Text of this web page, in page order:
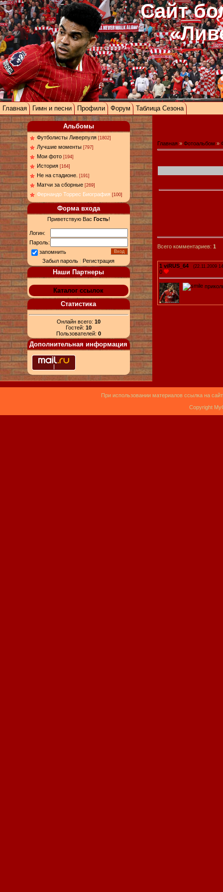
Сайт
Главная Гимн и песни Профили Форум Таблица Сезона
Альбомы
Футболисты Ливерпуля [1802]
Лучшие моменты [797]
Мои фото [194]
История [164]
Не на стадионе. [191]
Матчи за сборные [269]
Фернандо Торрес Биография [100]
Форма входа
Приветствую Вас Гость!
Логин:
Пароль:
запомнить
Забыл пароль |Регистрация
Наши Партнеры
Каталог ссылок
Статистика
Онлайн всего: 10
Гостей: 10
Пользователей: 0
Дополнительная информация
Главная » Фотоальбом »
Всего комментариев: 1
1 viRUS_64 (22.11.2009
0
При использовании материалов ссылка на
Copyright